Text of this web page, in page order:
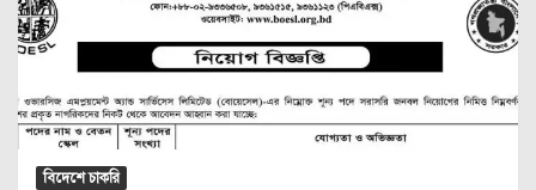
বিদেশে চাকরি